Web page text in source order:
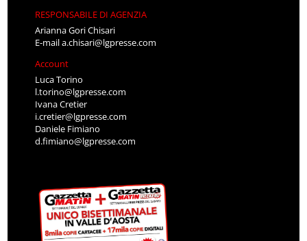
RESPONSABILE DI AGENZIA
Arianna Gori Chisari
E-maila.chisari@lgpresse.com
Account
Luca Torino
l.torino@lgpresse.com
Ivana Cretier
i.cretier@lgpresse.com
Daniele Fimiano
d.fimiano@lgpresse.com